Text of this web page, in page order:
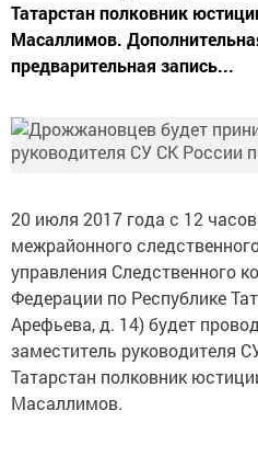
Татарстан полковник
Масаллимов.
предварительная запись...
20 июля 2017 года с 12
межрайонного
управления Следственного
Федерации по Республике
Арефьева, д. 14) будет
заместитель руководителя
Татарстан полковник
Масаллимов.